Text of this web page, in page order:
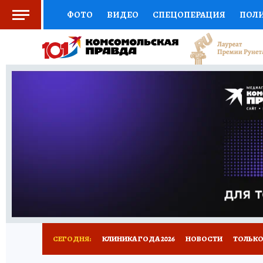
ФОТО ВИДЕО СПЕЦОПЕРАЦИЯ
СОЦПОДДЕРЖКА НАУКА СПОРТ
ВЫБОР ЭКСПЕРТОВ ДОКТОР
ПРОГНОЗЫ НА СПОРТ
НОВОЕ
СЕГОДНЯ: КЛИНИКА ГОДА 2026 НОВОСТИ